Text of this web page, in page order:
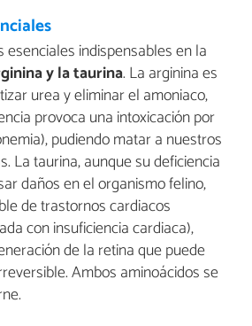
esenciales indispensables en la
y la taurina. La arginina es
urea y eliminar el amoniaco,
provoca una intoxicación por
pudiendo matar a nuestros
La taurina, aunque su deficiencia
daños en el organismo felino,
de trastornos cardiacos
con insuficiencia cardiaca),
de la retina que puede
Ambos aminoácidos se